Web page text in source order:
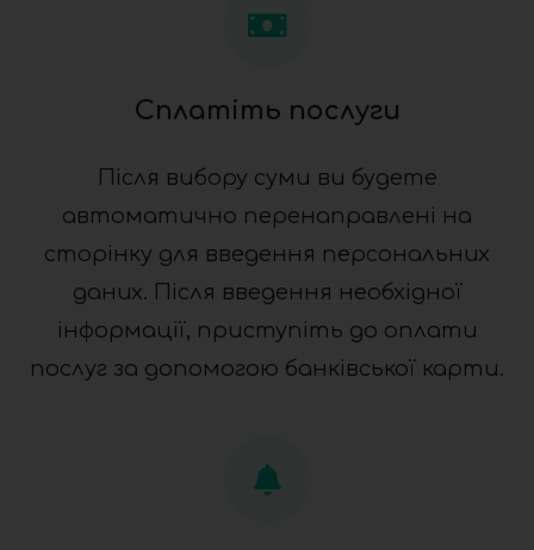
Сплатіть послуги
Після вибору суми ви будете
автоматично перенаправлені на
сторінку для введення персональних
даних. Після введення необхідної
інформації, приступіть до оплати
послуг за допомогою банківської карти.